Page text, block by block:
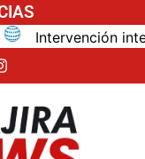
Intervención integral